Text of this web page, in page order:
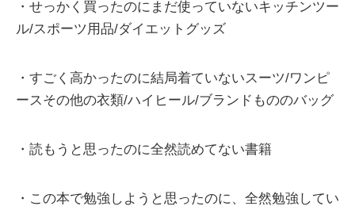
・せっかく買ったのにまだ使っていないキッチンツー
ル/スポーツ用品/ダイエットグッズ
・すごく高かったのに結局着ていないスーツ/ワンピ
ースその他の衣類/ハイヒール/ブランドもののバッグ
・読もうと思ったのに全然読めてない書籍
・この本で勉強しようと思ったのに、全然勉強してい